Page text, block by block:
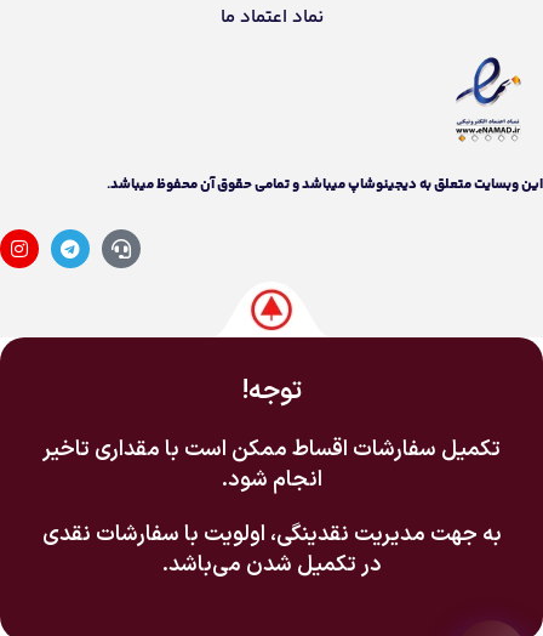
نماد اعتماد ما
اين وبسايت متعلق به دیجینوشاپ ميباشد و تمامی حقوق آن محفوظ ميباشد.
توجه!
تکمیل سفارشات اقساط ممکن است با مقداری تاخیر
انجام شود.
به جهت مدیریت نقدینگی، اولویت با سفارشات نقدی
در تکمیل شدن می‌باشد.